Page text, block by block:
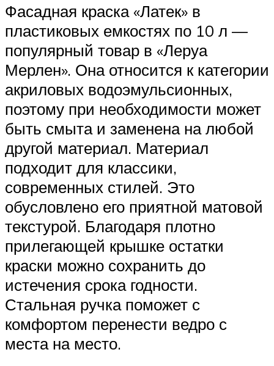
Фасадная краска «Латек» в
пластиковых емкостях по 10 л —
популярный товар в «Леруа
Мерлен». Она относится к категории
акриловых водоэмульсионных,
поэтому при необходимости может
быть смыта и заменена на любой
другой материал. Материал
подходит для классики,
современных стилей. Это
обусловлено его приятной матовой
текстурой. Благодаря плотно
прилегающей крышке остатки
краски можно сохранить до
истечения срока годности.
Стальная ручка поможет с
комфортом перенести ведро с
места на место.